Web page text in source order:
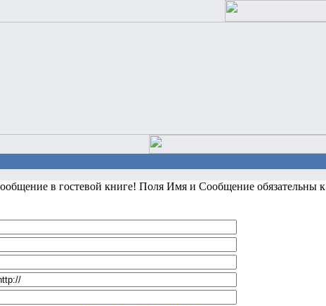
в гостевой книге! Поля Имя и Сообщение обязательны к